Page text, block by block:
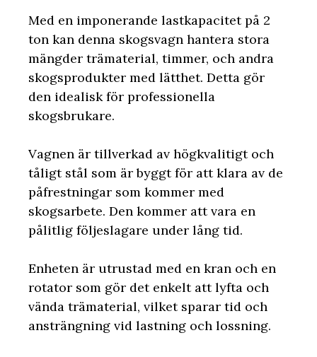
Med en imponerande lastkapacitet på 2
ton kan denna skogsvagn hantera stora
mängder trämaterial, timmer, och andra
skogsprodukter med lätthet. Detta gör
den idealisk för professionella
skogsbrukare.
Vagnen är tillverkad av högkvalitigt och
tåligt stål som är byggt för att klara av de
påfrestningar som kommer med
skogsarbete. Den kommer att vara en
pålitlig följeslagare under lång tid.
Enheten är utrustad med en kran och en
rotator som gör det enkelt att lyfta och
vända trämaterial, vilket sparar tid och
ansträngning vid lastning och lossning.